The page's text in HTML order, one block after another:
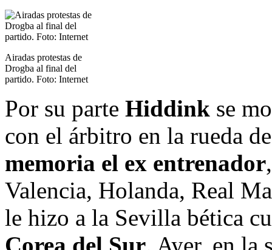
Airadas protestas de
Drogba al final del
partido. Foto: Internet
Por su parte Hiddink se
con el árbitro en la rueda
memoria el ex entrenador
Valencia, Holanda, Real
le hizo a la Sevilla bética
Corea del Sur. Ayer, en la